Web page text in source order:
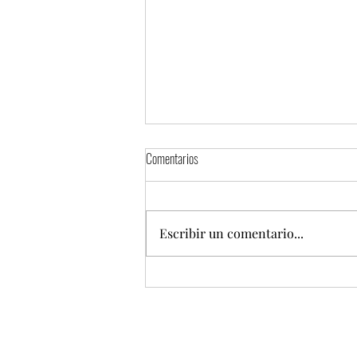
Torta Fest 2026 presentará una mega
Comentarios
Escribir un comentario...